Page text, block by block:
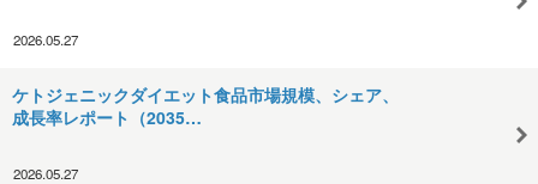
2026.05.27
ケトジェニックダイエット食品市場規模、シェア、
成長率レポート（2035…
2026.05.27